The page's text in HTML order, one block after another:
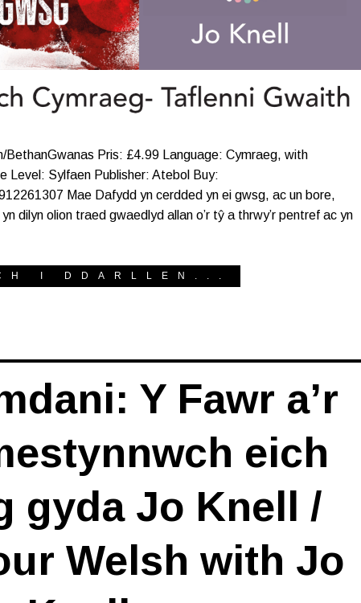
Pris: £4.99 Language: Cymraeg, with
Level: Sylfaen Publisher: Atebol Buy:
Mae Dafydd yn cerdded yn ei gwsg, ac un bore,
dilyn olion traed gwaedlyd allan o’r tŷ a thrwy’r pentref ac yn
I DDARLLEN...
Y Fawr a’r
eich
gyda Jo Knell /
Welsh with Jo